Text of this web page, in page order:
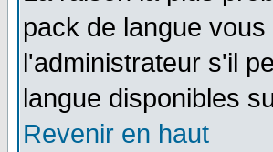
pack de langue
l'administrateur s'il
langue disponibles
Revenir en haut